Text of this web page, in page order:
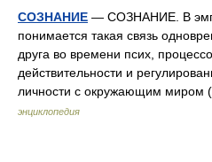
СОЗНАНИЕ — СОЗНАНИЕ. В
понимается такая связь
друга во времени псих,
действительности и
личности с окружающим
энциклопедия